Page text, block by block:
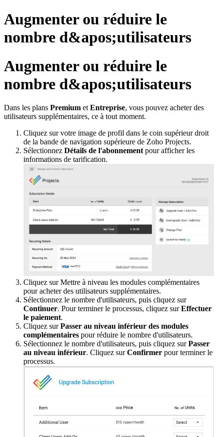
Augmenter ou réduire le
nombre d&apos;utilisateurs
Augmenter ou réduire le
nombre d&apos;utilisateurs
Dans les plans Premium et Entreprise, vous pouvez acheter des
utilisateurs supplémentaires, ce à tout moment.
Cliquez sur votre image de profil dans le coin supérieur droit
de la bande de navigation supérieure de Zoho Projects.
Sélectionnez Détails de l'abonnement pour afficher les
informations de tarification.
Cliquez sur Mettre à niveau les modules complémentaires
pour acheter des utilisateurs supplémentaires.
Sélectionnez le nombre d'utilisateurs, puis cliquez sur
Continuer. Pour terminer le processus, cliquez surEffectuer
le paiement.
Cliquez surPasser au niveau inférieur des modules
complémentaires pour réduire le nombre d'utilisateurs.
Sélectionnez le nombre d'utilisateurs, puis cliquez surPasser
au niveau inférieur. Cliquez surConfirmer pour terminer le
processus.